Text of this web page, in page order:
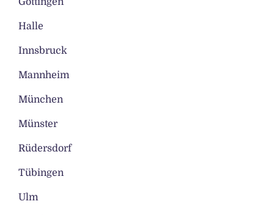
Halle
Innsbruck
Mannheim
München
Münster
Rüdersdorf
Tübingen
Ulm